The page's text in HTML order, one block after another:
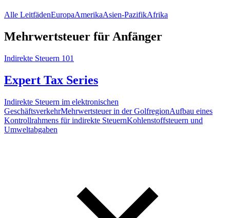
Alle LeitfädenEuropaAmerikaAsien-PazifikAfrika
Mehrwertsteuer für Anfänger
Indirekte Steuern 101
Expert Tax Series
Indirekte Steuern im elektronischen
GeschäftsverkehrMehrwertsteuer in der GolfregionAufbau eines
Kontrollrahmens für indirekte SteuernKohlenstoffsteuern und
Umweltabgaben